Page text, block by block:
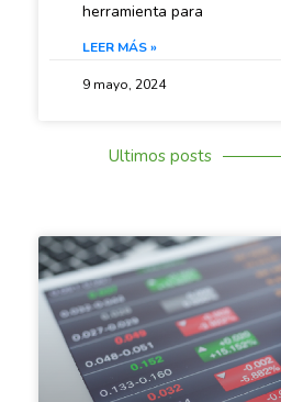
herramienta para
LEER MÁS »
9 mayo, 2024
Ultimos posts